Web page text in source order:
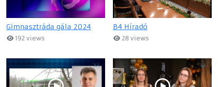
Gimnasztráda gála 2024
192 views
B4 Híradó
28 views